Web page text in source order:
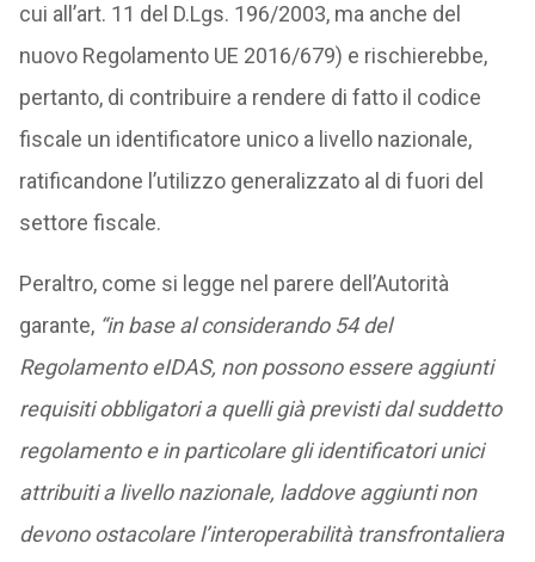
cui all’art. 11 del D.Lgs. 196/2003, ma anche del
nuovo Regolamento UE 2016/679) e rischierebbe,
pertanto, di contribuire a rendere di fatto il codice
fiscale un identificatore unico a livello nazionale,
ratificandone l’utilizzo generalizzato al di fuori del
settore fiscale.
Peraltro, come si legge nel parere dell’Autorità
garante, “in base al considerando 54 del
Regolamento eIDAS, non possono essere aggiunti
requisiti obbligatori a quelli già previsti dal suddetto
regolamento e in particolare gli identificatori unici
attribuiti a livello nazionale, laddove aggiunti non
devono ostacolare l’interoperabilità transfrontaliera